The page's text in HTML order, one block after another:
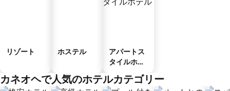
リゾート ホステル
アパートス
タイルホテ
カネオヘで人気のホテルカテゴリー